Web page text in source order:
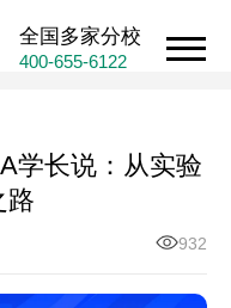
全国多家分校
400-655-6122
学长说：从实验
路
932